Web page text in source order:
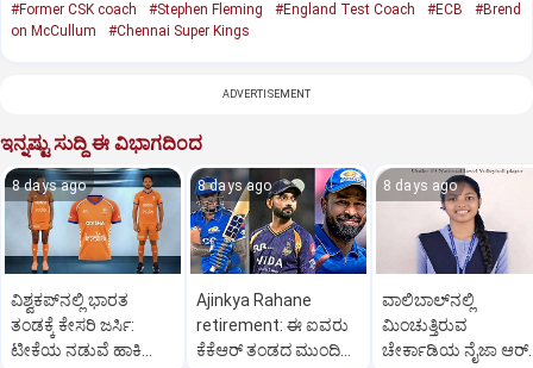
#Former CSK coach #Stephen Fleming #England Test Coach #ECB
#Brend
on McCullum
#Chennai Super Kings
ADVERTISEMENT
ಇನ್ನಷ್ಟು ಸುದ್ದಿ ಈ ವಿಭಾಗದಿಂದ
8 days ago
ವಿಶ್ವಕಪ್‌ನಲ್ಲಿ ಭಾರತ
ತಂಡಕ್ಕೆ ಕೇಸರಿ ಜರ್ಸಿ:
ಟೀಕೆಯ ನಡುವೆ ಹಾಕಿ
8 days ago
Ajinkya Rahane
retirement: ಈ ಐವರು
ಕೆಕೆಆರ್ ತಂಡದ ಮುಂದಿನ
8 days ago
ವಾಲಿಬಾಲ್‌ನಲ್ಲಿ
ಮಿಂಚುತ್ತಿರುವ
ಚೇರ್ಕಾಡಿಯ ನೈಜಾ ಆರ್‌.